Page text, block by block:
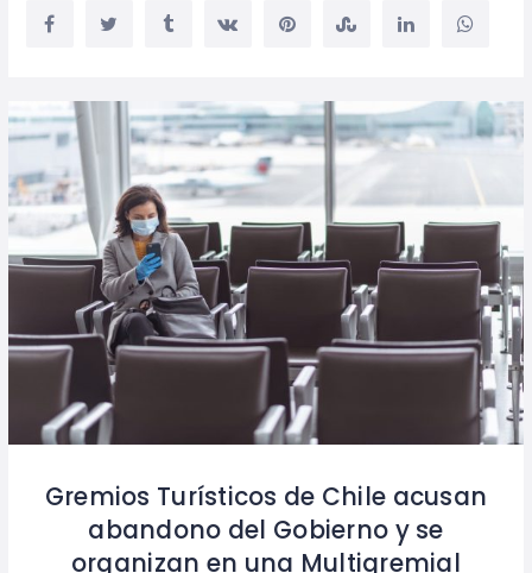
Gremios Turísticos de Chile acusan
abandono del Gobierno y se
organizan en una Multigremial